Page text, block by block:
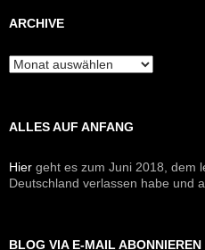
ARCHIVE
Archive
ALLES AUF ANFANG
Hier geht es zum Juni 2018, dem
Deutschland verlassen habe und
BLOG VIA E-MAIL ABONNIEREN